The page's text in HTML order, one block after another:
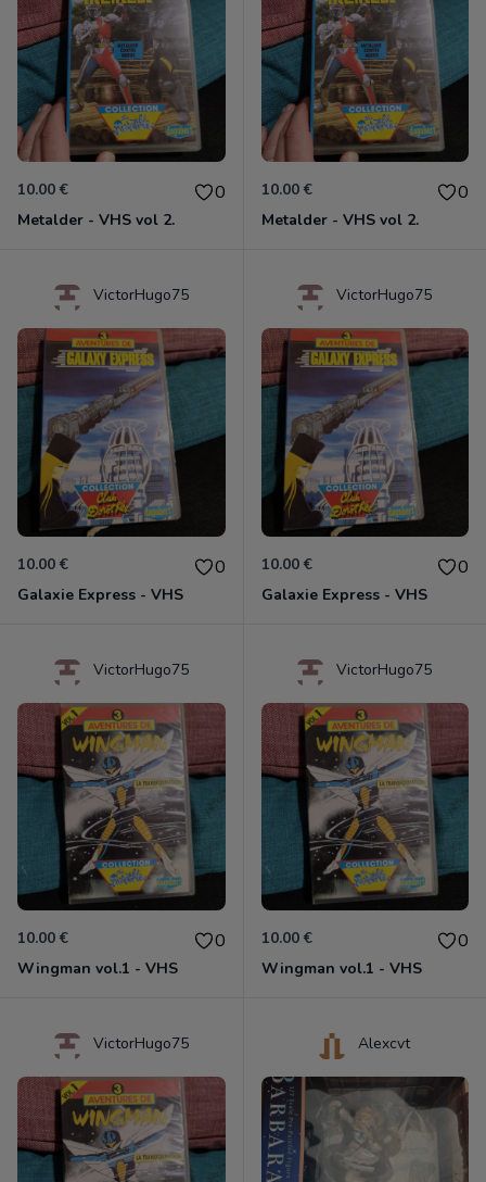
10.00 € 0
Metalder - VHS vol 2.
10.00 € 0
Metalder - VHS vol 2.
VictorHugo75
10.00 € 0
Galaxie Express - VHS
VictorHugo75
10.00 € 0
Galaxie Express - VHS
VictorHugo75
10.00 € 0
Wingman vol.1 - VHS
VictorHugo75
10.00 € 0
Wingman vol.1 - VHS
VictorHugo75 Alexcvt